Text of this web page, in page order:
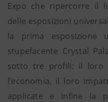
Expo che ripercorre il
delle esposizioni
la prima esposizione
stupefacente Crystal
sotto tre profili: il loro
l’economia, il loro
applicate e infine la